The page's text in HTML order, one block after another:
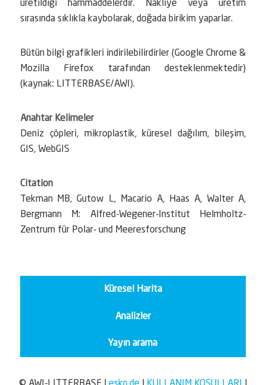
üretildiği hammaddelerdir. Nakliye veya üretim
sırasında sıklıkla kaybolarak, doğada birikim yaparlar.
Bütün bilgi grafikleri indirilebilirdirler (Google Chrome &
Mozilla Firefox tarafından desteklenmektedir)
(kaynak: LITTERBASE/AWI).
Anahtar Kelimeler
Deniz çöpleri, mikroplastik, küresel dağılım, bileşim,
GIS, WebGIS
Citation
Tekman MB, Gutow L, Macario A, Haas A, Walter A,
Bergmann M: Alfred-Wegener-Institut Helmholtz-
Zentrum für Polar- und Meeresforschung
Küresel Harita
Analizler
Yayın arama